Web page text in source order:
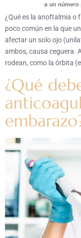
¿Qué es la anoftalmia o
poco común en la que
afectar un solo ojo
ambos, causa ceguera.
rodean, como la órbita
¿Qué